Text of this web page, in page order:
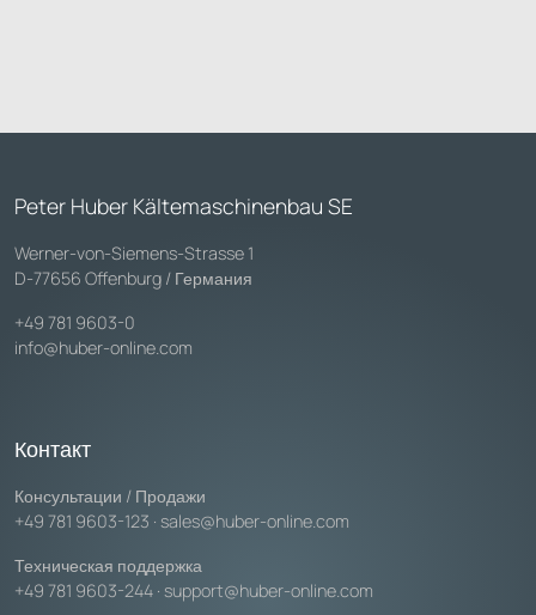
Peter Huber Kältemaschinenbau SE
Werner-von-Siemens-Strasse 1
D-77656 Offenburg / Германия
+49 781 9603-0
info@huber-online.com
Контакт
Консультации / Продажи
+49 781 9603-123 · sales@huber-online.com
Техническая поддержка
+49 781 9603-244 · support@huber-online.com